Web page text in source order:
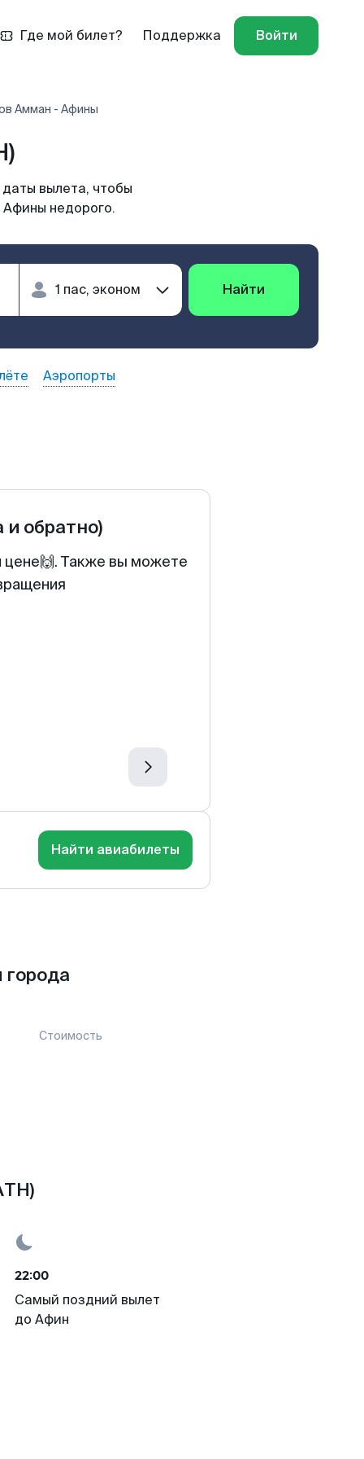
Где мой билет? Поддержка Войти
Амман - Афины
вылета, чтобы
Афины недорого.
Найти
Аэропорты
и обратно)
цене🙌. Также вы можете
Найти авиабилеты
Стоимость
22:00
Самый поздний вылет
до Афин